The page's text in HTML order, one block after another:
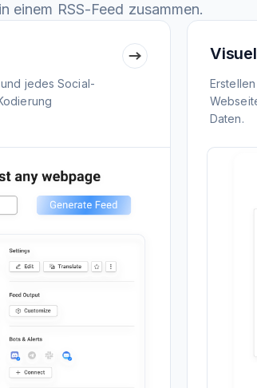
einem RSS-Feed zusammen.
jedes Social-
Daten.